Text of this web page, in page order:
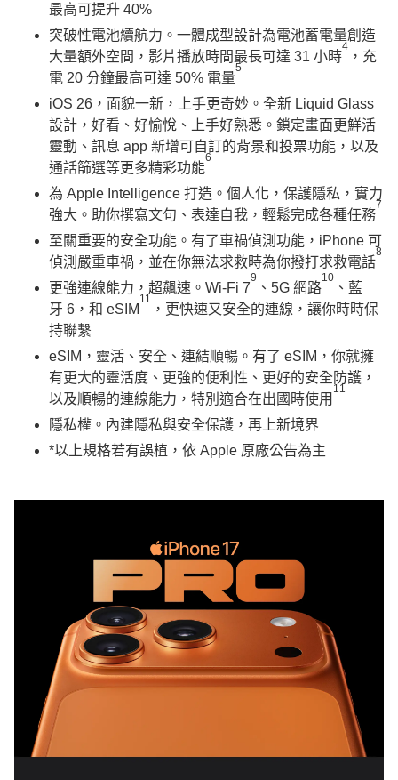
最高可提升 40%
突破性電池續航力。一體成型設計為電池蓄電量創造
大量額外空間，影片播放時間最長可達 31 小時
4
，充
電 20 分鐘最高可達 50% 電量
5
iOS 26，面貌一新，上手更奇妙。全新 Liquid Glass
設計，好看、好愉悅、上手好熟悉。鎖定畫面更鮮活
靈動、訊息 app 新增可自訂的背景和投票功能，以及
通話篩選等更多精彩功能
6
為 Apple Intelligence 打造。個人化，保護隱私，實力
強大。助你撰寫文句、表達自我，輕鬆完成各種任務
7
至關重要的安全功能。有了車禍偵測功能，iPhone 可
偵測嚴重車禍，並在你無法求救時為你撥打求救電話
8
更強連線能力，超飆速。Wi-Fi 7
9
、5G 網路
10
、藍
牙 6，和 eSIM
11
，更快速又安全的連線，讓你時時保
持聯繫
eSIM，靈活、安全、連結順暢。有了 eSIM，你就擁
有更大的靈活度、更強的便利性、更好的安全防護，
以及順暢的連線能力，特別適合在出國時使用
11
隱私權。內建隱私與安全保護，再上新境界
*以上規格若有誤植，依 Apple 原廠公告為主